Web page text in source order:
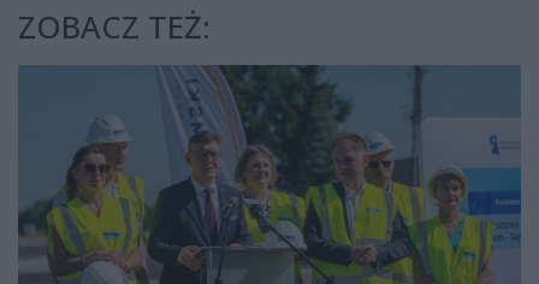
ZOBACZ TEŻ: